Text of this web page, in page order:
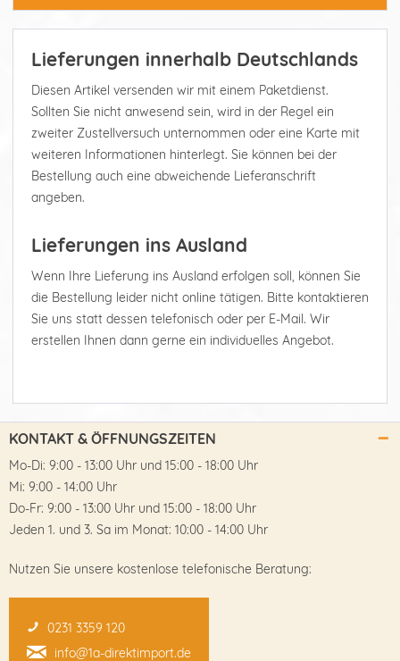
Lieferungen innerhalb Deutschlands
Diesen Artikel versenden wir mit einem Paketdienst.
Sollten Sie nicht anwesend sein, wird in der Regel ein
zweiter Zustellversuch unternommen oder eine Karte mit
weiteren Informationen hinterlegt. Sie können bei der
Bestellung auch eine abweichende Lieferanschrift
angeben.
Lieferungen ins Ausland
Wenn Ihre Lieferung ins Ausland erfolgen soll, können Sie
die Bestellung leider nicht online tätigen. Bitte kontaktieren
Sie uns statt dessen telefonisch oder per E-Mail. Wir
erstellen Ihnen dann gerne ein individuelles Angebot.
KONTAKT & ÖFFNUNGSZEITEN
Mo-Di: 9:00 - 13:00 Uhr und 15:00 - 18:00 Uhr
Mi: 9:00 - 14:00 Uhr
Do-Fr: 9:00 - 13:00 Uhr und 15:00 - 18:00 Uhr
Jeden 1. und 3. Sa im Monat: 10:00 - 14:00 Uhr
Nutzen Sie unsere kostenlose telefonische Beratung:
0231 3359 120
info@1a-direktimport.de